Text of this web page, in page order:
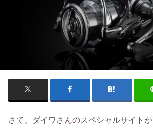
さて、ダイワさんのスペシャルサイト